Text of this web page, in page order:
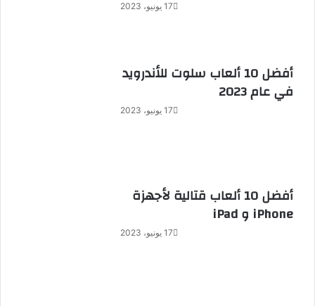
17 يونيو، 2023
أفضل 10 ألعاب سلوت للأندرويد
في عام 2023
17 يونيو، 2023
أفضل 10 ألعاب قتالية لأجهزة
iPhone و iPad
17 يونيو، 2023